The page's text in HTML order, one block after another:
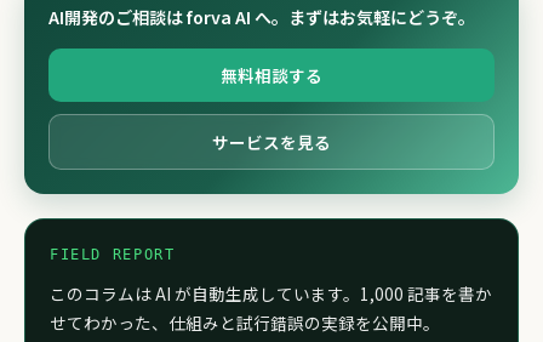
AI開発のご相談は forva AI へ。まずはお気軽にどうぞ。
無料相談する
サービスを見る
FIELD REPORT
このコラムは AI が自動生成しています。1,000 記事を書か
せてわかった、仕組みと試行錯誤の実録を公開中。